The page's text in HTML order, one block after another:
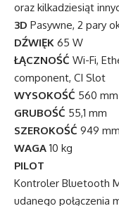
oraz kilkadziesiąt
3D Pasywne, 2 pary
DŹWIĘK 65 W
ŁĄCZNOŚĆ Wi-Fi,
component, CI Slot
WYSOKOŚĆ 560 mm
GRUBOŚĆ 55,1 mm
SZEROKOŚĆ 949 mm
WAGA 10 kg
PILOT
Kontroler Bluetooth
udanego połączenia